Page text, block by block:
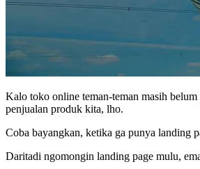
Kalo toko online teman-teman masih
penjualan produk kita, lho.
Coba bayangkan, ketika ga punya landing
Daritadi ngomongin landing page mulu,